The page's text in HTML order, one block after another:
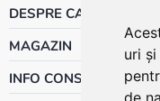
uri
de
DESPRE CALOR
MAGAZIN
INFO CONSUMATOR